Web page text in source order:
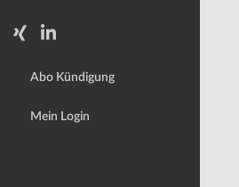
Abo Kündigung
Mein Login